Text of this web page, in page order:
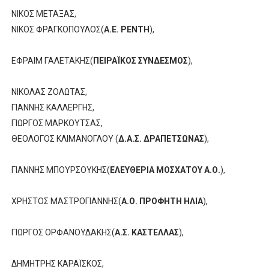
ΝΙΚΟΣ ΜΕΤΑΞΑΣ,
ΝΙΚΟΣ ΦΡΑΓΚΟΠΟΥΛΟΣ(Α.Ε. ΡΕΝΤΗ),
ΕΦΡΑΙΜ ΓΑΛΕΤΑΚΗΣ( ΠΕΙΡΑΪΚΟΣ ΣΥΝΔΕΣΜΟΣ),
ΝΙΚΟΛΑΣ ΖΟΛΩΤΑΣ,
ΓΙΑΝΝΗΣ ΚΑΛΛΕΡΓΗΣ,
ΓΙΩΡΓΟΣ ΜΑΡΚΟΥΤΣΑΣ,
ΘΕΟΛΟΓΟΣ ΚΛΙΜΑΝΟΓΛΟΥ (Δ.Α.Σ. ΔΡΑΠΕΤΣΩΝΑΣ),
ΓΙΑΝΝΗΣ ΜΠΟΥΡΣΟΥΚΗΣ( ΕΛΕΥΘΕΡΙΑ ΜΟΣΧΑΤΟΥ Α.Ο.),
ΧΡΗΣΤΟΣ ΜΑΣΤΡΟΓΙΑΝΝΗΣ(Α.Ο. ΠΡΟΦΗΤΗ ΗΛΙΑ),
ΓΙΩΡΓΟΣ ΟΡΦΑΝΟΥΔΑΚΗΣ(Α.Σ. ΚΑΣΤΕΛΛΑΣ),
ΔΗΜΗΤΡΗΣ ΚΑΡΑΪΣΚΟΣ,